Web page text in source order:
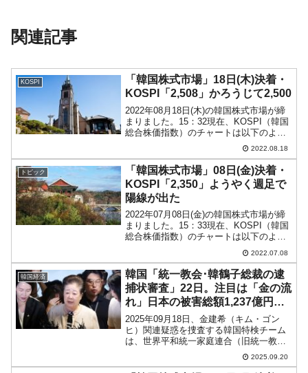
関連記事
KOSPI
「韓国株式市場」18日(木)決着・
KOSPI「2,508」かろうじて2,500
2022年08月18日(木)の韓国株式市場が締
まりました。15：32現在、KOSPI（韓国
総合株価指数）のチャートは以下のよう
『Investing.com』より引用）。一時
「2,488」まで下げたのですが、なんと
か...
2022.08.18
トピック
「韓国株式市場」08日(金)決着・
KOSPI「2,350」ようやく週足で
陽線が出た
2022年07月08日(金)の韓国株式市場が締
まりました。15：33現在、KOSPI（韓国
総合株価指数）のチャートは以下のよう
『Investing.com』より引用）。上がほと
んど削られてローソク足の実体部分がほ
と...
2022.07.08
韓国経済
韓国「統一教会･韓鶴子総裁の逮
捕状審査」22日。注目は「金の流
れ」日本の被害総額1,237億円
「韓国に3割が送金された」証言
アリ！
2025年09月18日、金建希（キム・ゴン
ヒ）関連疑惑を捜査する韓国特検チーム
は、世界平和統一家庭連合（旧統一教
会）の韓鶴子（ハン・ハクチャ）総裁の
拘束令状を請求しました。特別検察は、
2025.09.20